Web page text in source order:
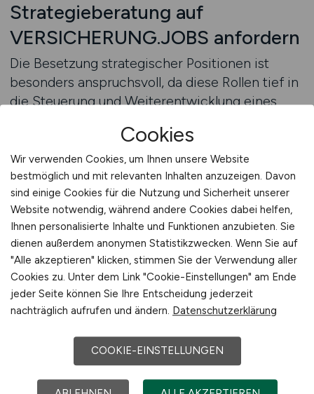
Strategieberatung auf
VERSICHERUNG.JOBS anfordern
Die Besetzung strategischer Positionen ist
besonders anspruchsvoll, da diese Rollen tief in
die Steuerung und Weiterentwicklung eines
Bewerber erwarten eine präzise Darstellung der
Anforderungen und möchten verstehen, welche
Verantwortlichkeiten sie übernehmen sollen.
Eine professionelle Unterstützung bei der
Veröffentlichung der Stellenanzeige kann dabei
helfen, die Komplexität der Rolle klar abzubilden
und die Position für potenzielle Kandidaten
nachvollziehbar zu gestalten.
Strategiefachkräfte achten stark auf
Transparenz, nachvollziehbare Ziele und eine
Unternehmens. Eine fundierte Darstellung der
Position stärkt das Vertrauen und zeigt, dass der
Arbeitgeber die Rolle ernst nimmt und bereit ist,
Cookies
Wir verwenden Cookies, um Ihnen unsere Website
bestmöglich und mit relevanten Inhalten anzuzeigen. Davon
sind einige Cookies für die Nutzung und Sicherheit unserer
Website notwendig, während andere Cookies dabei helfen,
Ihnen personalisierte Inhalte und Funktionen anzubieten. Sie
dienen außerdem anonymen Statistikzwecken. Wenn Sie auf
"Alle akzeptieren" klicken, stimmen Sie der Verwendung aller
Cookies zu. Unter dem Link "Cookie-Einstellungen" am Ende
jeder Seite können Sie Ihre Entscheidung jederzeit
nachträglich aufrufen und ändern. Datenschutzerklärung
COOKIE-EINSTELLUNGEN